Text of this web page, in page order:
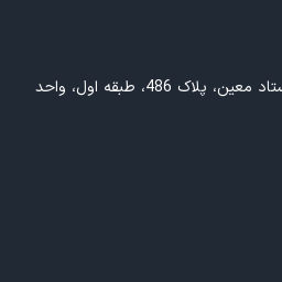
تهران، خیابان آزادی، نبش استاد معین، پلاک 486، طبقه اول، واحد